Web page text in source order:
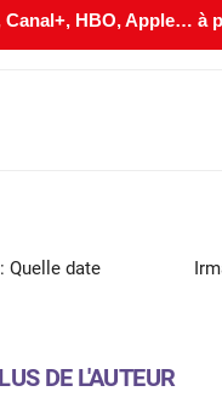
Canal+, HBO, Apple… à
Quelle date
DE L'AUTEUR